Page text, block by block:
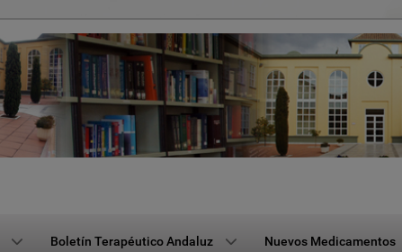
Boletín Terapéutico Andaluz Nuevos Medicamentos